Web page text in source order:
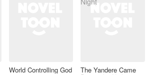
World Controlling God The Yandere Came